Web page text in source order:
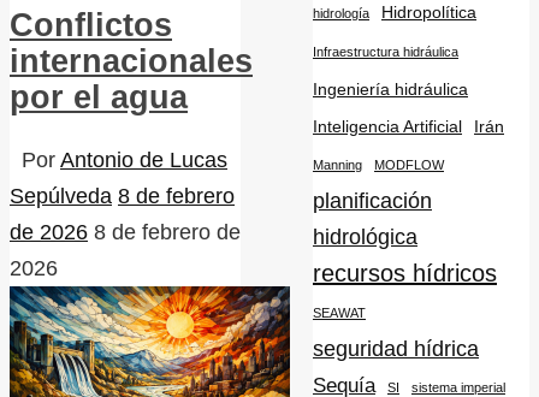
Conflictos
internacionales
por el agua
Por Antonio de Lucas
Sepúlveda 8 de febrero
de 2026 8 de febrero de
2026
hidrología Hidropolítica
Infraestructura hidráulica
Ingeniería hidráulica
Inteligencia Artificial
Irán
Manning MODFLOW
planificación
hidrológica
recursos hídricos
SEAWAT
seguridad hídrica
Sequía SI sistema imperial